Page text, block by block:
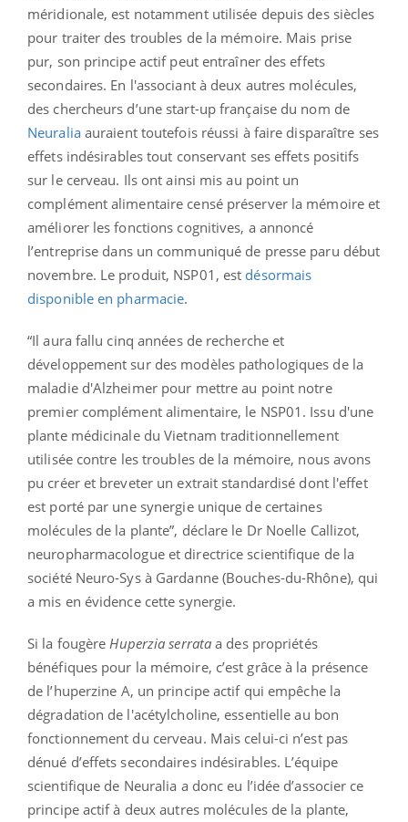
méridionale, est notamment utilisée depuis des siècles
pour traiter des troubles de la mémoire. Mais prise
pur, son principe actif peut entraîner des effets
secondaires. En l'associant à deux autres molécules,
des chercheurs d’une start-up française du nom de
Neuraliaauraient toutefois réussi à faire disparaître ses
effets indésirables tout conservant ses effets positifs
sur le cerveau. Ils ont ainsi mis au point un
complément alimentaire censé préserver la mémoire et
améliorer les fonctions cognitives, a annoncé
l’entreprise dans un communiqué de presse paru début
novembre. Le produit, NSP01, est désormais
disponible en pharmacie.
“Il aura fallu cinq années de recherche et
développement sur des modèles pathologiques de la
maladie d'Alzheimer pour mettre au point notre
premier complément alimentaire, le NSP01. Issu d'une
plante médicinale du Vietnam traditionnellement
utilisée contre les troubles de la mémoire, nous avons
pu créer et breveter un extrait standardisé dont l'effet
est porté par une synergie unique de certaines
molécules de la plante”, déclare le Dr Noelle Callizot,
neuropharmacologue et directrice scientifique de la
société Neuro-Sys à Gardanne (Bouches-du-Rhône), qui
a mis en évidence cette synergie.
Si la fougère Huperzia serrataa des propriétés
bénéfiques pour la mémoire, c’est grâce à la présence
de l’huperzine A, un principe actif qui empêche la
dégradation de l'acétylcholine, essentielle au bon
fonctionnement du cerveau. Mais celui-ci n’est pas
dénué d’effets secondaires indésirables. L’équipe
scientifique de Neuralia a donc eu l’idée d’associer ce
principe actif à deux autres molécules de la plante,